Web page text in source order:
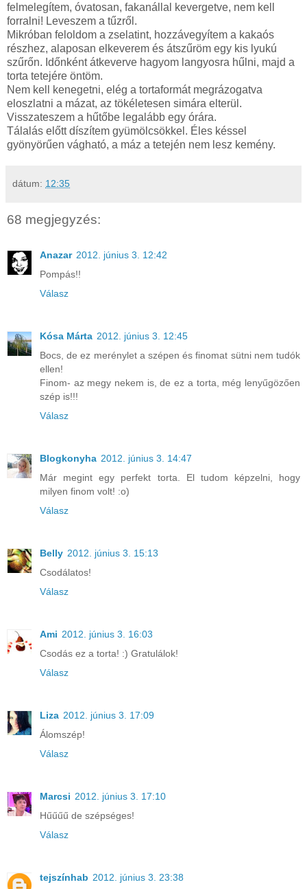
felmelegítem, óvatosan, fakanállal kevergetve, nem kell
forralni! Leveszem a tűzről.
Mikróban feloldom a zselatint, hozzávegyítem a kakaós
részhez, alaposan elkeverem és átszűröm egy kis lyukú
szűrőn. Időnként átkeverve hagyom langyosra hűlni, majd a
torta tetejére öntöm.
Nem kell kenegetni, elég a tortaformát megrázogatva
eloszlatni a mázat, az tökéletesen simára elterül.
Visszateszem a hűtőbe legalább egy órára.
Tálalás előtt díszítem gyümölcsökkel. Éles késsel
gyönyörűen vágható, a máz a tetején nem lesz kemény.
dátum: 12:35
68 megjegyzés:
Anazar 2012. június 3. 12:42
Pompás!!
Válasz
Kósa Márta 2012. június 3. 12:45
Bocs, de ez merénylet a szépen és finomat sütni nem tudók
ellen!
Finom- az megy nekem is, de ez a torta, még lenyűgözően
szép is!!!
Válasz
Blogkonyha 2012. június 3. 14:47
Már megint egy perfekt torta. El tudom képzelni, hogy
milyen finom volt! :o)
Válasz
Belly 2012. június 3. 15:13
Csodálatos!
Válasz
Ami 2012. június 3. 16:03
Csodás ez a torta! :) Gratulálok!
Válasz
Liza 2012. június 3. 17:09
Álomszép!
Válasz
Marcsi 2012. június 3. 17:10
Hűűűű de szépséges!
Válasz
tejszínhab 2012. június 3. 23:38